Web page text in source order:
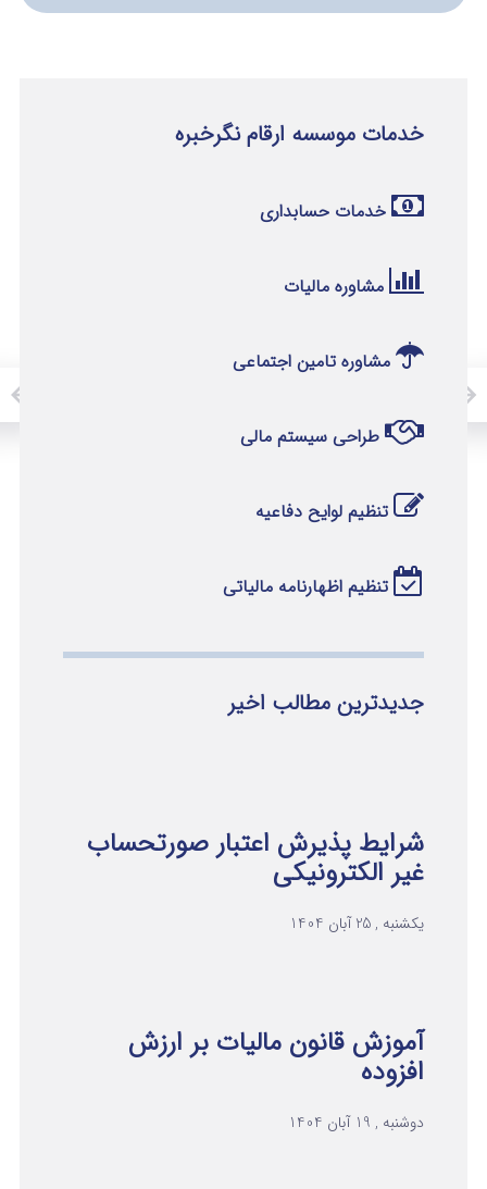
خدمات موسسه ارقام نگرخبره
خدمات حسابداری
مشاوره مالیات
مشاوره تامین اجتماعی
طراحی سیستم مالی
تنظیم لوایح دفاعیه
تنظیم اظهارنامه مالیاتی
جدیدترین مطالب اخیر
شرایط پذیرش اعتبار صورتحساب
غیر الکترونیکی
یکشنبه , 25 آبان 1404
آموزش قانون مالیات بر ارزش
افزوده
دوشنبه , 19 آبان 1404